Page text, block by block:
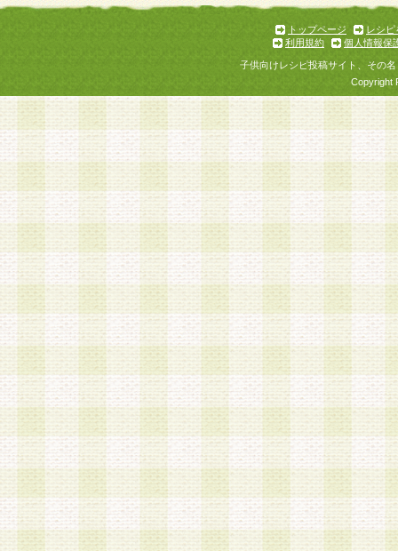
トップページ
レシピ
利用規約
個人情報保
子供向けレシピ投稿サイト、その
Copyright